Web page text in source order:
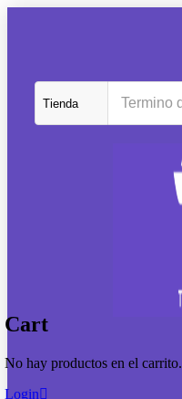
Cart
No hay productos en el carrito.
Login